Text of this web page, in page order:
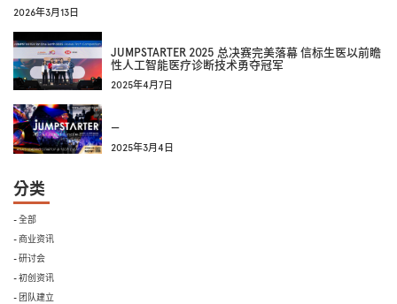
2026年3月13日
JUMPSTARTER 2025 总决赛完美落幕 信标生医以前瞻
性人工智能医疗诊断技术勇夺冠军
2025年4月7日
—
2025年3月4日
分类
- 全部
- 商业资讯
- 研讨会
- 初创资讯
- 团队建立